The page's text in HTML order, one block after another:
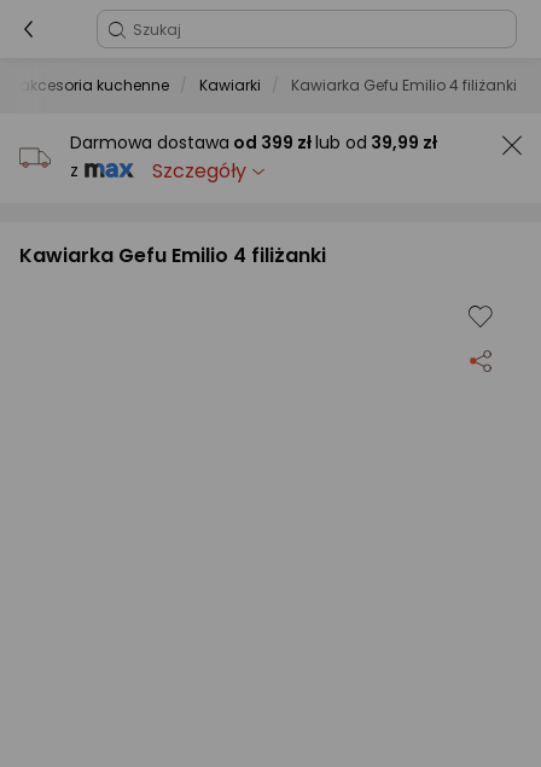
i akcesoria kuchenne Kawiarki Kawiarka Gefu Emilio 4 filiżanki
Darmowa dostawa od 399 złlub od 39,99 zł
z
Szczegóły
Kawiarka Gefu Emilio 4 filiżanki